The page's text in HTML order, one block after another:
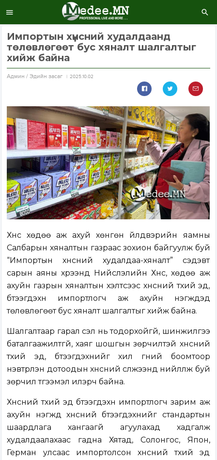
Импортын хүнсний худалдаанд
төлөвлөгөөт бус хяналт шалгалтыг
хийж байна
Aдмин / Эдийн засаг 2025.10.02
Хүнс хөдөө аж ахуй хөнгөн үйлдвэрийн яамны
Салбарын хяналтын газраас зохион байгуулж буй
“Импортын хүнсний худалдаа-хяналт” сэдэвт
сарын аяны хүрээнд Нийслэлийн Хүнс, хөдөө аж
ахуйн газрын хяналтын хэлтсээс хүнсний түүхий эд,
бүтээгдэхүүн импортлогч аж ахуйн нэгжүүдэд
төлөвлөгөөт бус хяналт шалгалтыг хийж байна.
Шалгалтаар гарал үүсэл нь тодорхойгүй, шинжилгээ
баталгаажилтгүй, хаяг шошгын зөрчилтэй хүнсний
түүхий эд, бүтээгдэхүүнийг хил гүний боомтоор
нэвтрүүлэн дотоодын хүнсний сүлжээнд нийлүүлж буй
зөрчил түгээмэл илэрч байна.
Хүнсний түүхий эд бүтээгдэхүүн импортлогч зарим аж
ахуйн нэгжүүд хүнсний бүтээгдэхүүнийг стандартын
шаардлага хангаагүй агуулахад хадгалж
худалдаалахаас гадна Хятад, Солонгос, Япон,
Герман улсаас импортолсон хүнсний түүхий эд